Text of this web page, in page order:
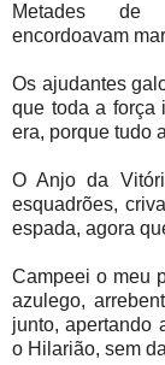
Metades de
encordoavam
Os ajudantes
que toda a força
era, porque tudo
O Anjo da
esquadrões,
espada, agora
Campeei o meu
azulego,
junto, apertando
o Hilarião, sem